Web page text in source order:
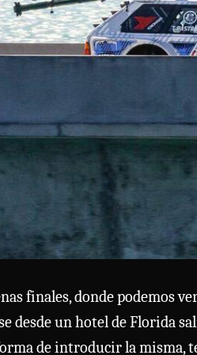
finales, donde podemos
desde un hotel de Florida
de introducir la